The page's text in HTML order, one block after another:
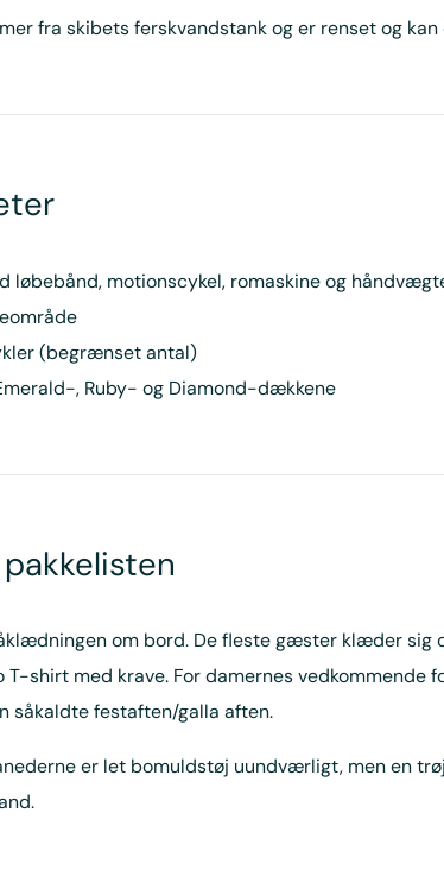
fra skibets ferskvandstank og er renset og
løbebånd, motionscykel, romaskine og
(begrænset antal)
, Ruby- og Diamond-dækkene
om bord. De fleste gæster klæder
shirt med krave. For damernes
såkaldte festaften/galla aften.
er let bomuldstøj uundværligt, men en